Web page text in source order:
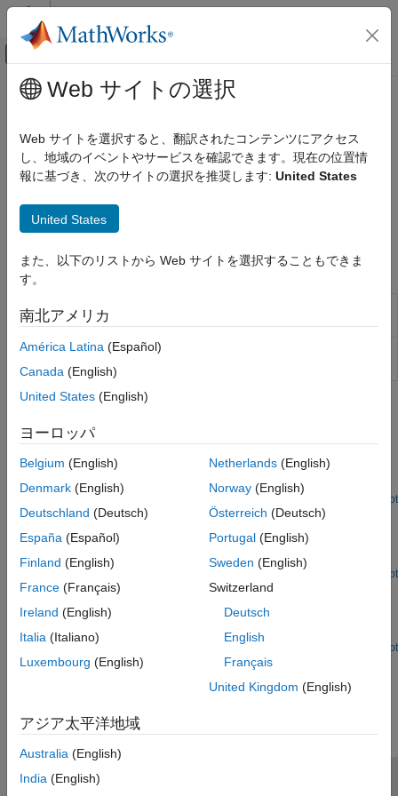
コンテンツへスキップ
オフキャンバス ナビゲーション メ
ドキュメンテーションのホーム
Audio Toolbox
AI for Audio
カテゴリ
Speech Recognition
Speech Enhancement
Sound Classification
メインコンテンツ
Source Separation
Separate mixed audio signals into individual sources
Audio signals often contain sounds, such as speech, from
can separate mixed signals into their individual sources using
deep learning.
Functions
separateSpeakers
permutationInvariantSISNR
Cocktail Party Source Separation Using Deep Learning
Networks
Isolate a speech signal using a deep learning network.
Open Live Script
Train End-to-End Speaker Separation Model
Use an end-to-end deep learning network for speaker-
independent speech separation.
Open Live Script
Compare Speaker Separation Models
Compare the performance, size, and speed of multiple deep
learning speaker separation models.
Open Live Script
How useful was this information?
Web サイトの選択
Web サイトを選択すると、翻訳されたコンテンツにアクセス
し、地域のイベントやサービスを確認できます。現在の位置情
報に基づき、次のサイトの選択を推奨します: United States
United States
また、以下のリストから Web サイトを選択することもできま
す。
南北アメリカ
América Latina (Español)
Canada (English)
United States (English)
ヨーロッパ
Belgium (English)
Denmark (English)
Deutschland (Deutsch)
España (Español)
Finland (English)
France (Français)
Ireland (English)
Italia (Italiano)
Luxembourg (English)
Netherlands(English)
Norway(English)
Österreich (Deutsch)
Portugal(English)
Sweden (English)
Switzerland
Deutsch
English
Français
United Kingdom (English)
アジア太平洋地域
Australia (English)
India (English)
トラストセンター